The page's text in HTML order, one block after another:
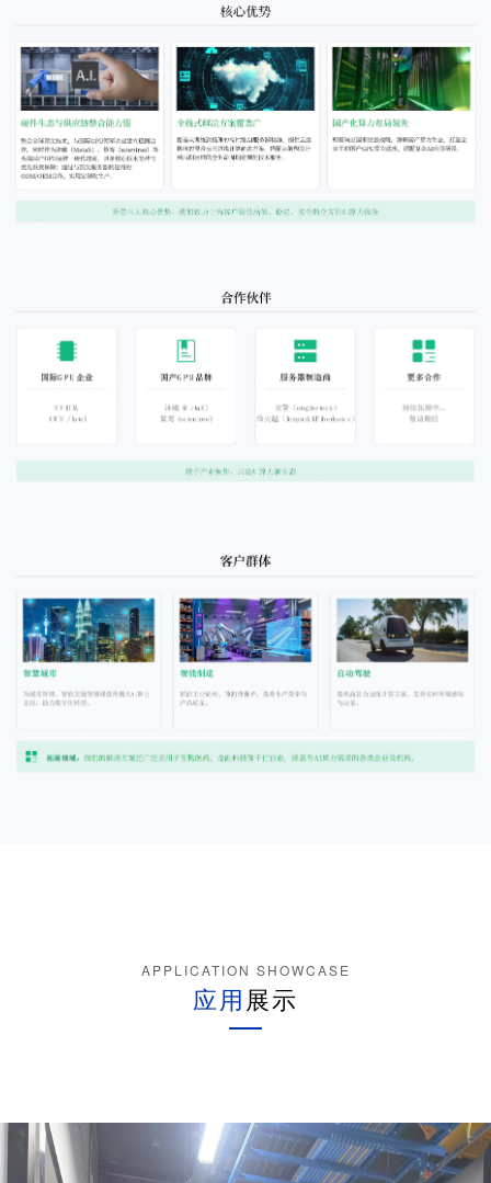
APPLICATION SHOWCASE
应用 展示